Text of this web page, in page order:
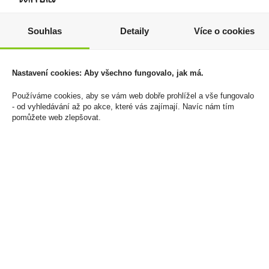
CHESTERFIELD BLUE
(CROWN 3.0) KS BOM 27
1 720 Kč
Cena za:balení (8 ks)
Skladem:100 - 500 balení
Haribo Primavera
19 Kč
Skladem:více než 500 ks
Souhlas Detaily Více o cookies
Nastavení cookies: Aby všechno fungovalo, jak má.
Používáme cookies, aby se vám web dobře prohlížel a vše fungovalo
- od vyhledávání až po akce, které vás zajímají. Navíc nám tím
pomůžete web zlepšovat.